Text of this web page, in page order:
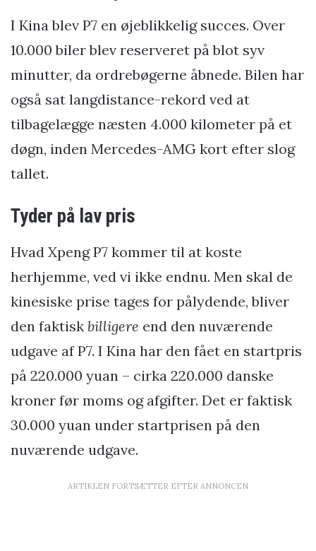
I Kina blev P7 en øjeblikkelig succes. Over
10.000 biler blev reserveret på blot syv
minutter, da ordrebøgerne åbnede. Bilen har
også sat langdistance-rekord ved at
tilbagelægge næsten 4.000 kilometer på et
døgn, inden Mercedes-AMG kort efter slog
tallet.
Tyder på lav pris
Hvad Xpeng P7 kommer til at koste
herhjemme, ved vi ikke endnu. Men skal de
kinesiske prise tages for pålydende, bliver
den faktisk billigere end den nuværende
udgave af P7. I Kina har den fået en startpris
på 220.000 yuan – cirka 220.000 danske
kroner før moms og afgifter. Det er faktisk
30.000 yuan under startprisen på den
nuværende udgave.
ARTIKLEN FORTSÆTTER EFTER ANNONCEN